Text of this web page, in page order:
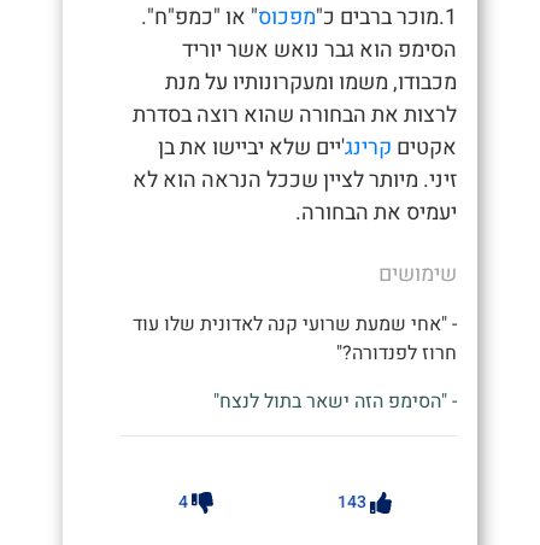
1.מוכר ברבים כ"
מפכוס" או "כמפ"ח".
הסימפ הוא גבר נואש אשר יוריד
מכבודו, משמו ומעקרונותיו על מנת
לרצות את הבחורה שהוא רוצה בסדרת
אקטים קרינג'יים שלא יביישו את בן
זיני. מיותר לציין שככל הנראה הוא לא
יעמיס את הבחורה.
שימושים
- "אחי שמעת שרועי קנה לאדונית שלו עוד
חרוז לפנדורה?"
- "הסימפ הזה ישאר בתול לנצח"
143
4